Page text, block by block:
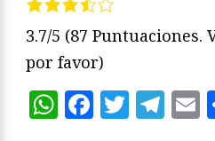
3.7/5 (87 Puntuaciones.
por favor)
WhatsApp